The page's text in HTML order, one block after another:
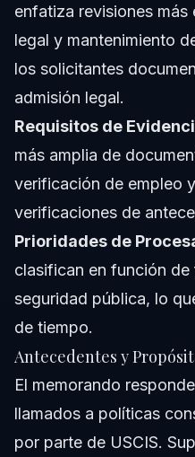
enfatiza revisiones más
legal y mantenimiento
los solicitantes
admisión legal.
Requisitos de
más amplia de
verificación de empleo
verificaciones de
Prioridades de
clasifican en función
seguridad pública, lo
de tiempo.
Antecedentes y
El memorando
llamados a políticas
por parte de USCIS.